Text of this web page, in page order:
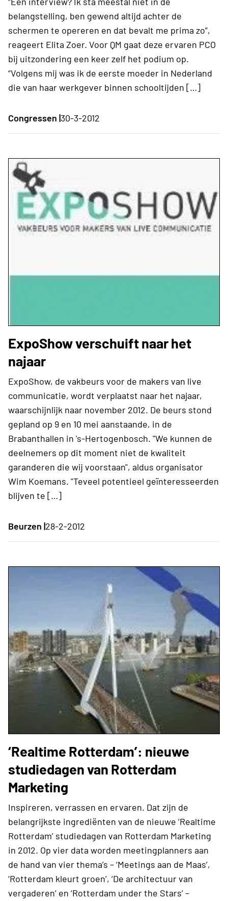
belangstelling, ben gewend altijd achter de
schermen te opereren en dat bevalt me prima zo”,
reageert Elita Zoer. Voor QM gaat deze ervaren PCO
bij uitzondering een keer zelf het podium op.
“Volgens mij was ik de eerste moeder in Nederland
die van haar werkgever binnen schooltijden […]
Congressen |30-3-2012
ExpoShow verschuift naar het
najaar
ExpoShow, de vakbeurs voor de makers van live
communicatie, wordt verplaatst naar het najaar,
waarschijnlijk naar november 2012. De beurs stond
gepland op 9 en 10 mei aanstaande, in de
Brabanthallen in 's-Hertogenbosch. "We kunnen de
deelnemers op dit moment niet de kwaliteit
garanderen die wij voorstaan", aldus organisator
Wim Koemans. "Teveel potentieel geïnteresseerden
blijven te […]
Beurzen |28-2-2012
‘Realtime Rotterdam’: nieuwe
studiedagen van Rotterdam
Marketing
Inspireren, verrassen en ervaren. Dat zijn de
belangrijkste ingrediënten van de nieuwe ‘Realtime
Rotterdam’ studiedagen van Rotterdam Marketing
in 2012. Op vier data worden meetingplanners aan
de hand van vier thema’s – ‘Meetings aan de Maas’,
‘Rotterdam kleurt groen’, ‘De architectuur van
vergaderen’ en ‘Rotterdam under the Stars’ –